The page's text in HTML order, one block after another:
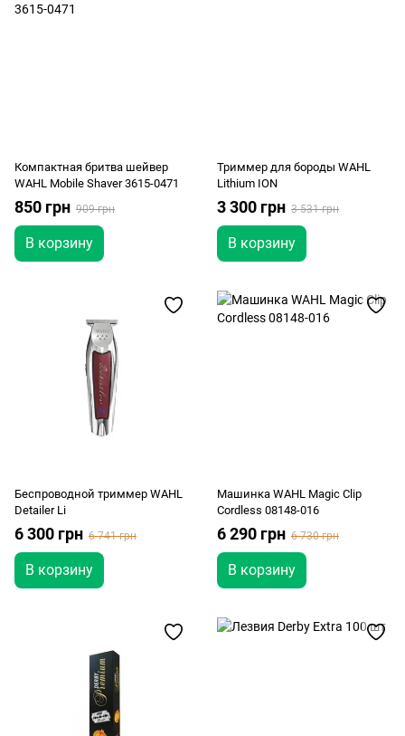
Компактная бритва шейвер
WAHL Mobile Shaver 3615-0471
850 грн 909 грн
В корзину
Триммер для бороды WAHL
Lithium ION
3 300 грн 3 531 грн
В корзину
Беспроводной триммер WAHL
Detailer Li
6 300 грн 6 741 грн
В корзину
Машинка WAHL Magic Clip
Cordless 08148-016
6 290 грн 6 730 грн
В корзину